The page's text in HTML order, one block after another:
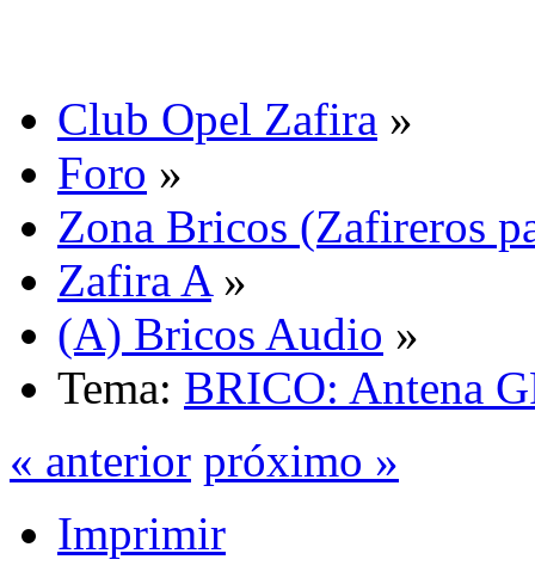
Club Opel Zafira »
Foro »
Zona Bricos (Zafireros
Zafira A»
(A) Bricos Audio »
Tema: BRICO: Antena
« anterior próximo »
Imprimir